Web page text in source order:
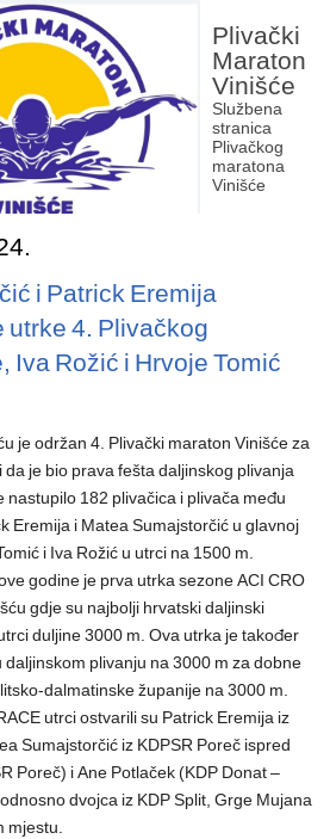
Plivački
Maraton
Vinišće
Službena
stranica
Plivačkog
maratona
Vinišće
Vinišće
Plivačkog maratona Vinišće
i Patrick Eremija
utrke 4. Plivačkog
Iva Rožić i Hrvoje Tomić
je održan 4. Plivački maraton Vinišće za
da je bio prava fešta daljinskog plivanja
nastupilo 182 plivačica i plivača među
Eremija i Matea Sumajstorčić u glavnoj
i Iva Rožić u utrci na 1500 m.
godine je prva utrka sezone ACI CRO
gdje su najbolji hrvatski daljinski
duljine 3000 m. Ova utrka je također
daljinskom plivanju na 3000 m za dobne
dalmatinske županije na 3000 m.
utrci ostvarili su Patrick Eremija iz
Sumajstorčić iz KDPSR Poreč ispred
Poreč) i Ane Potlaček (KDP Donat –
dvojca iz KDP Split, Grge Mujana
mjestu.